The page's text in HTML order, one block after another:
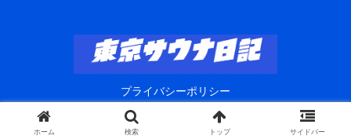
プライバシーポリシー
© 2020 東京サウナ日記.
ホーム 検索 トップ サイドバー